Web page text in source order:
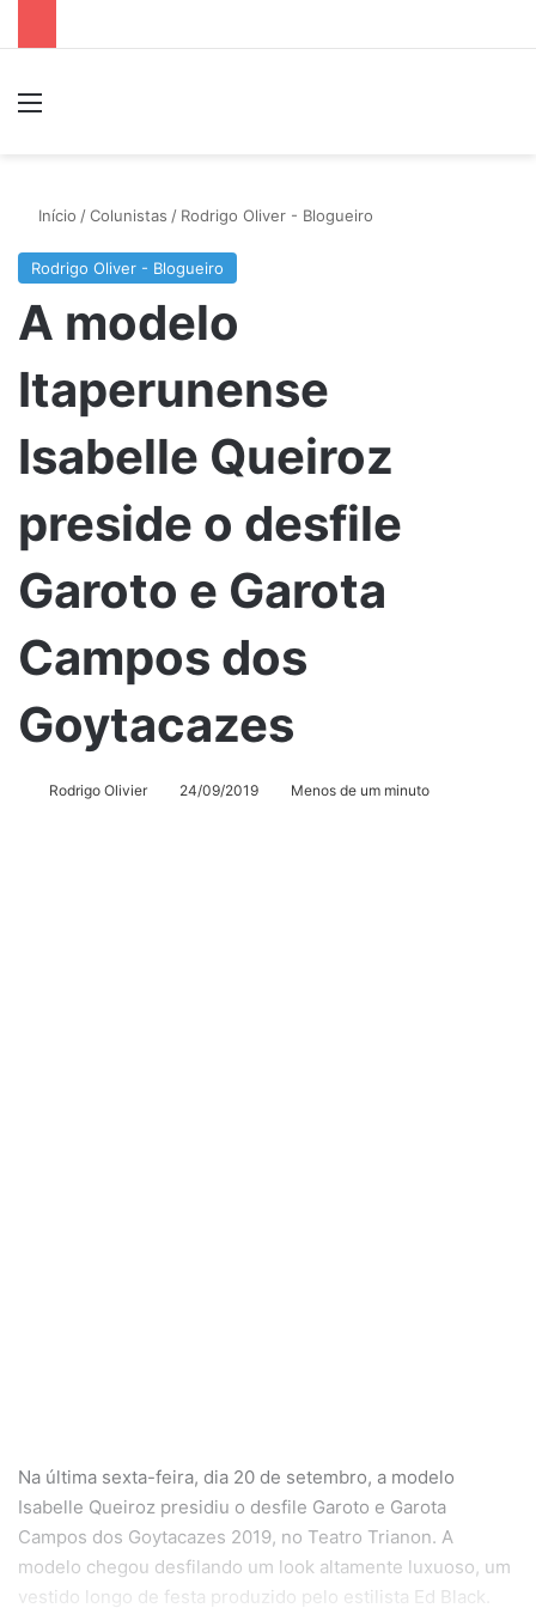
Menu
Início /Colunistas / Rodrigo Oliver - Blogueiro
Rodrigo Oliver - Blogueiro
A modelo
Itaperunense
Isabelle Queiroz
preside o desfile
Garoto e Garota
Campos dos
Goytacazes
Rodrigo Olivier 24/09/2019 Menos de um minuto
Na última sexta-feira, dia 20 de setembro, a modelo
Isabelle Queiroz presidiu o desfile Garoto e Garota
Campos dos Goytacazes 2019, no Teatro Trianon. A
modelo chegou desfilando um look altamente luxuoso, um
vestido longo de festa produzido pelo estilista Ed Black.